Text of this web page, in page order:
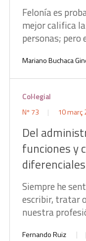
Felonía es
mejor califica
personas; pero
Mariano Buchaca
Col·legial
Nº 73
10 març
Del
funciones y
diferenciales
Siempre he
escribir, tratar
nuestra
Fernando Ruiz